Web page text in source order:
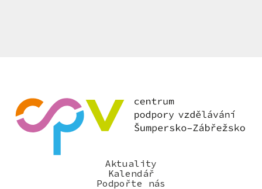
Aktuality
Kalendář
Podpořte nás